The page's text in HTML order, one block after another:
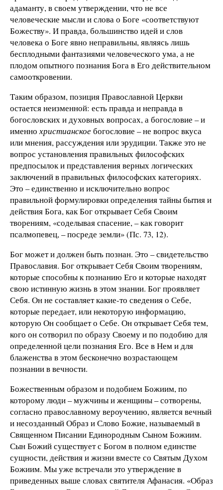
адаманту, в своем утверждении, что не все
человеческие мысли и слова о Боге «соответствуют
Божеству». И правда, большинство идей и слов
человека о Боге явно неправильны, являясь лишь
бесплодными фантазиями человеческого ума, а не
плодом опытного познания Бога в Его действительном
самооткровении.
Таким образом, позиция Православной Церкви
остается неизменной: есть правда и неправда в
богословских и духовных вопросах, а богословие – и
именнохристианскоебогословие – не вопрос вкуса
или мнения, рассуждения или эрудиции. Также это не
вопрос установления правильных философских
предпосылок и представления верных логических
заключений в правильных философских категориях.
Это – единственно и исключительно вопрос
правильной формулировки определения тайны бытия и
действия Бога, как Бог открывает Себя Своим
творениям, «соделывая спасение, – как говорит
псалмопевец, – посреде земли» (Пс. 73, 12).
Бог может и должен быть познан. Это – свидетельство
Православия. Бог открывает Себя Своим творениям,
которые способны к познанию Его и которые находят
свою истинную жизнь в этом знании. Бог проявляет
Себя. Он не составляет какие-то сведения о Себе,
которые передает, или некоторую информацию,
которую Он сообщает о Себе. Он открывает Себя тем,
кого он сотворил по образу Своему и по подобию для
определенной цели познания Его. Все в Нем и для
блаженства в этом бесконечно возрастающем
познании в вечности.
Божественным образом и подобием Божиим, по
которому люди – мужчины и женщины – сотворены,
согласно православному вероучению, является вечный
и несозданный Образ и Слово Божие, называемый в
Священном Писании Единородным Сыном Божиим.
Сын Божий существует с Богом в полном единстве
сущности, действия и жизни вместе со Святым Духом
Божиим. Мы уже встречали это утверждение в
приведенных выше словах святителя Афанасия. «Образ